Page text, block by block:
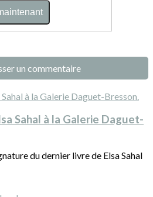
sur ces thèmes :
Événements
un commentaire
Sahal à la Galerie Daguet-
du dernier livre de Elsa Sahal